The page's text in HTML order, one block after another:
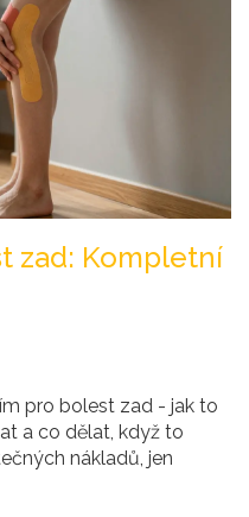
zad: Kompletní
pro bolest zad - jak to
a co dělat, když to
nákladů, jen